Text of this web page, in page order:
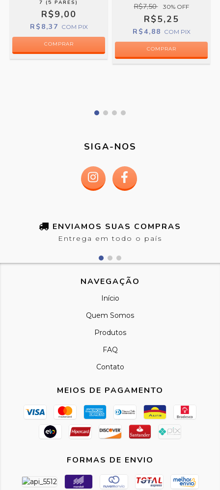
7 (5 PARES)
R$9,00
R$8,37 COM PIX
COMPRAR
R$7,50 30% OFF
R$5,25
R$4,88 COM PIX
COMPRAR
SIGA-NOS
ENVIAMOS SUAS COMPRAS
Entrega em todo o país
NAVEGAÇÃO
Início
Quem Somos
Produtos
FAQ
Contato
MEIOS DE PAGAMENTO
FORMAS DE ENVIO